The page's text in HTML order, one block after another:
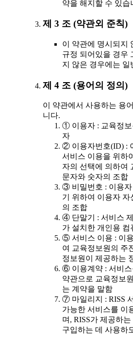
약을 해지할 수 있습
제 3 조 (약관외 준칙)
이 약관에 명시되지
규정 되어있을 경우
지 않은 경우에는
제 4 조 (용어의 정의)
이 약관에서 사용하는 용
니다.
① 이용자 : 교육정
자
② 이용자번호(ID) :
서비스 이용을 위하
자의 선택에 의하여
문자와 숫자의 조합
③ 비밀번호 : 이용
기 위하여 이용자
의 조합
④ 단말기 : 서비스
가 설치한 개인용 컴
⑤ 서비스 이용 : 이
여 교육정보원의 주
정보원이 제공하는
⑥ 이용계약 : 서비스
약관으로 교육정보
는 계약을 말함
⑦ 마일리지 : RISS
가능한 서비스를 이
며, RISS가 제공하
구입하는 데 사용하